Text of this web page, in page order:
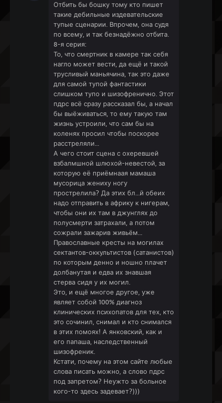
Отбить бы бошку тому кто пишет
такие дебильные издевательские
тупые сценарии. Впрочем, она судя
по всему, и так безнадёжно отбита.
8-я серия:
То, что смертник в камере так себя
нагло может вести, да ещё и такой
трусливый маньячина, так это даже
для самой тупой фантастики
слишком тупо и шизофренично. Этот
пдрс всё сразу рассказал бы, а начал
бы выёживаться, то ему такую там
жизнь устроили, что сам бы на
коленях просил чтобы поскорее
расстреляли...
А чего стоит сцена с охеревшей
взбалмшной шлюхой-невестой, за
которую её приёмнаая мамаша
мусорица жениху ногу
прострелила? Да этих бл...й обеих
надо отправить в африку к нигерам,
чтобы они их там в джунглях до
полусмерти затрахали, а потом
сожрали зажарив живьём...
Православные кресты на могилах
сектантов-оккультистов (сатанистов)
по которым денно и ношно плачет
долбанутая и едва их знавшая
стерва сидя у их могил.
Это, и ещё многое другое, уже
являет собой 100% диагноз
клинических психопатов для тех, кто
это сочинил, снимал и кто снимался
в этих помоях! А янковский, как и
его папаша, наследственный
шизофреник.
Кстати, почему на этом сайте любые
слова писать можно, а слово пдрс
под запретом? Неужто за больное
кого-то здесь задевает?)))